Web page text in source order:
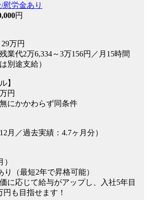
慰労金あり
円
万円
業代2万6,334～3万156円／月15時間
別途支給）
】
円
にかかわらず同条件
月／過去実績：4.7ヶ月分）
り（最短2年で昇格可能）
価に応じて給与がアップし、入社5年目
円も目指せます！